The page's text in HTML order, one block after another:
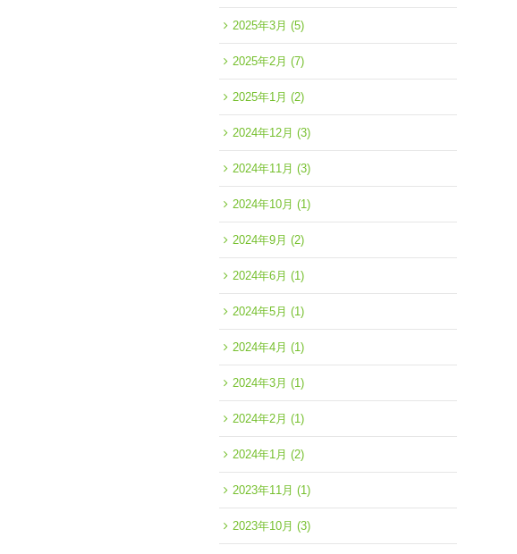
2025年3月 (5)
2025年2月 (7)
2025年1月 (2)
2024年12月 (3)
2024年11月 (3)
2024年10月 (1)
2024年9月 (2)
2024年6月 (1)
2024年5月 (1)
2024年4月 (1)
2024年3月 (1)
2024年2月 (1)
2024年1月 (2)
2023年11月 (1)
2023年10月 (3)